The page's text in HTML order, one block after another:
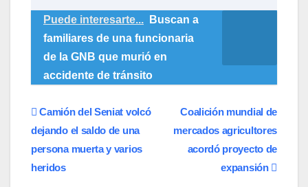
Puede interesarte...
Buscan a
familiares de una funcionaria
de la GNB que murió en
accidente de tránsito
Navegación
de
entradas
Coalición mundial de
mercados agricultores
acordó proyecto de
expansión
Camión del Seniat volcó
dejando el saldo de una
persona muerta y varios
heridos